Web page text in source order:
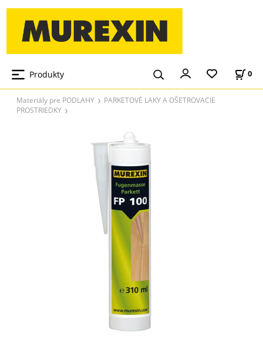
Produkty 0
Materiály pre PODLAHY
PARKETOVÉ LAKY A OŠETROVACIE
PROSTRIEDKY